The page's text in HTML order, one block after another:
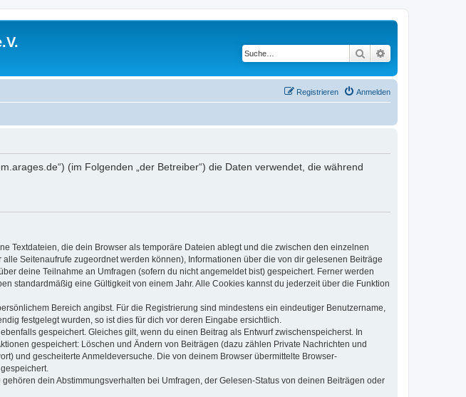
Suche
Anmelden
Registrieren
(im Folgenden „der Betreiber“) die Daten verwendet, die während
Textdateien, die dein Browser als temporäre Dateien ablegt und die zwischen den einzelnen
Seitenaufrufe zugeordnet werden können), Informationen über die von dir gelesenen Beiträge
deine Teilnahme an Umfragen (sofern du nicht angemeldet bist) gespeichert. Ferner werden
standardmäßig eine Gültigkeit von einem Jahr. Alle Cookies kannst du jederzeit über die Funktion
Bereich angibst. Für die Registrierung sind mindestens ein eindeutiger Benutzername,
festgelegt wurden, so ist dies für dich vor deren Eingabe ersichtlich.
gespeichert. Gleiches gilt, wenn du einen Beitrag als Entwurf zwischenspeicherst. In
gespeichert: Löschen und Ändern von Beiträgen (dazu zählen Private Nachrichten und
und gescheiterte Anmeldeversuche. Die von deinem Browser übermittelte Browser-
dein Abstimmungsverhalten bei Umfragen, der Gelesen-Status von deinen Beiträgen oder